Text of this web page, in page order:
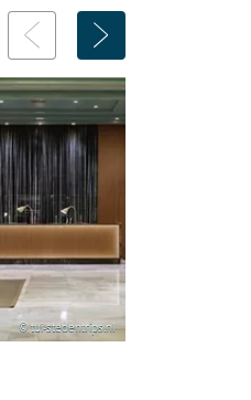
© tui-stedentrips.nl